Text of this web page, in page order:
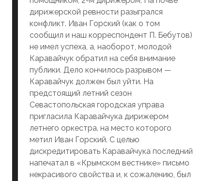
дирижерской ревности разыгрался
конфликт. Иван Горский (как о том
сообщил и наш корреспондент П. Бебутов)
не имел успеха, а, наоборот, молодой
Каравайчук обратил на себя внимание
публики. Дело кончилось разрывом —
Каравайчук должен был уйти. На
предстоящий летний сезон
Севастопольская городская управа
пригласила Каравайчука дирижером
летнего оркестра, на место которого
метил Иван Горский. С целью
дискредитировать Каравайчука последний
напечатал в «Крымском вестнике» письмо
некрасивого свойства и, к сожалению, был